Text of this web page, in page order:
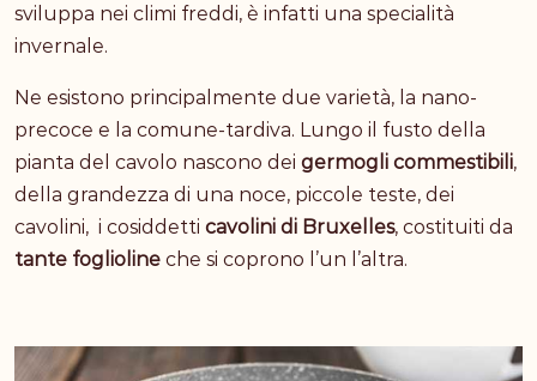
sviluppa nei climi freddi, è infatti una specialità
invernale.
Ne esistono principalmente due varietà, la nano-
precoce e la comune-tardiva. Lungo il fusto della
pianta del cavolo nascono dei germogli commestibili,
della grandezza di una noce, piccole teste, dei
cavolini, i cosiddetti cavolini di Bruxelles, costituiti da
tante foglioline che si coprono l’un l’altra.